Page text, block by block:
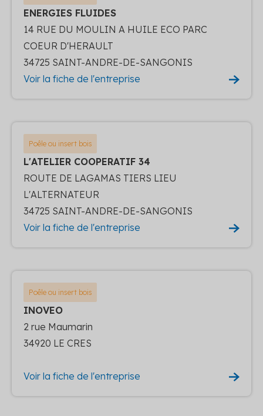
ENERGIES FLUIDES
14 RUE DU MOULIN A HUILE ECO PARC
COEUR D'HERAULT
34725 SAINT-ANDRE-DE-SANGONIS
Voir la fiche de l'entreprise
Poêle ou insert bois
L'ATELIER COOPERATIF 34
ROUTE DE LAGAMAS TIERS LIEU
L'ALTERNATEUR
34725 SAINT-ANDRE-DE-SANGONIS
Voir la fiche de l'entreprise
Poêle ou insert bois
INOVEO
2 rue Maumarin
34920 LE CRES
Voir la fiche de l'entreprise